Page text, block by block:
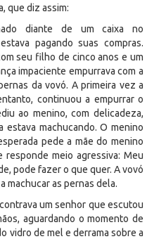
que diz assim:
diante de um caixa no
pagando suas compras.
seu filho de cinco anos e um
impaciente empurrava com a
da vovó. A primeira vez a
continuou a empurrar o
ao menino, com delicadeza,
estava machucando. O menino
pede a mãe do menino
meio agressiva: Meu
pode fazer o que quer. A vovó
machucar as pernas dela.
um senhor que escutou
aguardando o momento de
vidro de mel e derrama sobre a